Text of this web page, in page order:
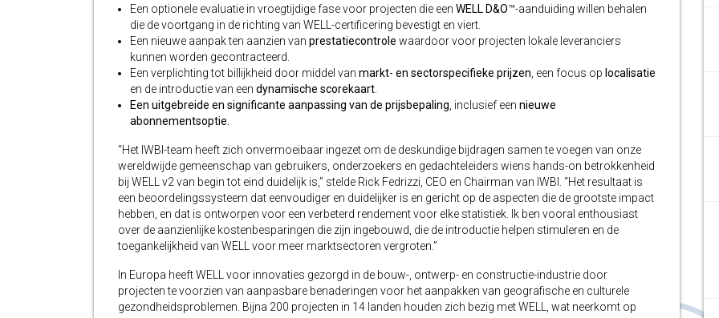
Een optionele evaluatie in vroegtijdige fase voor projecten die een WELL D&O™-aanduiding willen behalen
die de voortgang in de richting van WELL-certificering bevestigt en viert.
Een nieuwe aanpak ten aanzien van prestatiecontrole waardoor voor projecten lokale leveranciers
kunnen worden gecontracteerd.
Een verplichting tot billijkheid door middel van markt- en sectorspecifieke prijzen , een focus op localisatie
en de introductie van een dynamische scorekaart
Een uitgebreide en significante aanpassing van de prijsbepaling , inclusief een nieuwe
abonnementsoptie.
“Het IWBI-team heeft zich onvermoeibaar ingezet om de deskundige bijdragen samen te voegen van onze
wereldwijde gemeenschap van gebruikers, onderzoekers en gedachteleiders wiens hands-on betrokkenheid
bij WELL v2 van begin tot eind duidelijk is,” stelde Rick Fedrizzi, CEO en Chairman van IWBI. “Het resultaat is
een beoordelingssysteem dat eenvoudiger en duidelijker is en gericht op de aspecten die de grootste impact
hebben, en dat is ontworpen voor een verbeterd rendement voor elke statistiek. Ik ben vooral enthousiast
over de aanzienlijke kostenbesparingen die zijn ingebouwd, die de introductie helpen stimuleren en de
toegankelijkheid van WELL voor meer marktsectoren vergroten.”
In Europa heeft WELL voor innovaties gezorgd in de bouw-, ontwerp- en constructie-industrie door
projecten te voorzien van aanpasbare benaderingen voor het aanpakken van geografische en culturele
gezondheidsproblemen. Bijna 200 projecten in 14 landen houden zich bezig met WELL, wat neerkomt op